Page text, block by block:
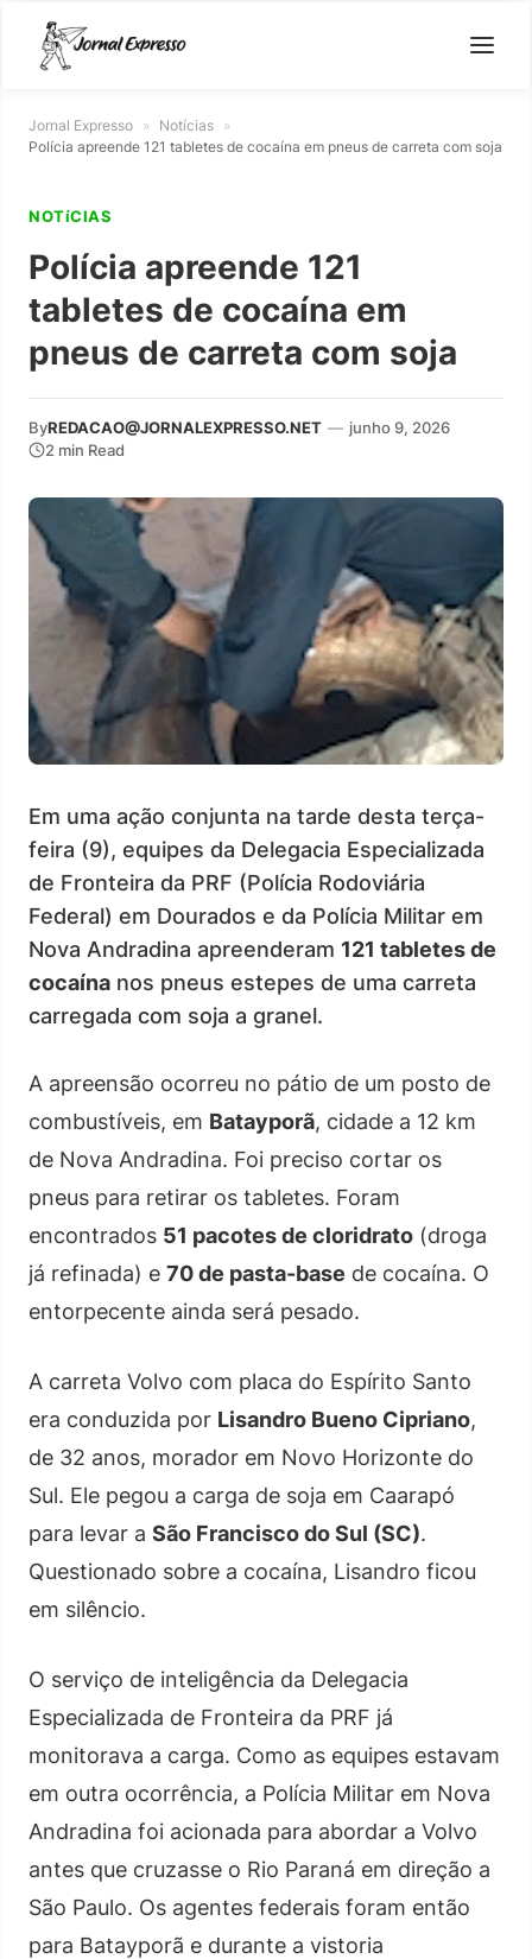
Jornal Expresso » Notícias »
Polícia apreende 121 tabletes de cocaína em pneus de carreta com soja
NOTíCIAS
Polícia apreende 121
tabletes de cocaína em
pneus de carreta com soja
ByREDACAO@JORNALEXPRESSO.NET — junho 9, 2026
2 min Read
Em uma ação conjunta na tarde desta terça-
feira (9), equipes da Delegacia Especializada
de Fronteira da PRF (Polícia Rodoviária
Federal) em Dourados e da Polícia Militar em
Nova Andradina apreenderam 121 tabletes de
cocaína nos pneus estepes de uma carreta
carregada com soja a granel.
A apreensão ocorreu no pátio de um posto de
combustíveis, em Batayporã, cidade a 12 km
de Nova Andradina. Foi preciso cortar os
pneus para retirar os tabletes. Foram
encontrados 51 pacotes de cloridrato (droga
já refinada) e 70 de pasta-base de cocaína. O
entorpecente ainda será pesado.
A carreta Volvo com placa do Espírito Santo
era conduzida por Lisandro Bueno Cipriano,
de 32 anos, morador em Novo Horizonte do
Sul. Ele pegou a carga de soja em Caarapó
para levar a São Francisco do Sul (SC).
Questionado sobre a cocaína, Lisandro ficou
em silêncio.
O serviço de inteligência da Delegacia
Especializada de Fronteira da PRF já
monitorava a carga. Como as equipes estavam
em outra ocorrência, a Polícia Militar em Nova
Andradina foi acionada para abordar a Volvo
antes que cruzasse o Rio Paraná em direção a
São Paulo. Os agentes federais foram então
para Batayporã e durante a vistoria